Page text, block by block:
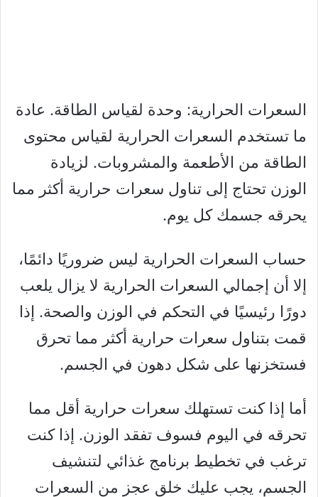
السعرات الحرارية: وحدة لقياس الطاقة. عادة
ما تستخدم السعرات الحرارية لقياس محتوى
الطاقة من الأطعمة والمشروبات. لزيادة
الوزن تحتاج إلى تناول سعرات حرارية أكثر مما
يحرقه جسمك كل يوم.
حساب السعرات الحرارية ليس ضروريًا دائمًا،
إلا أن إجمالي السعرات الحرارية لا يزال يلعب
دورًا رئيسيًا في التحكم في الوزن والصحة. إذا
قمت بتناول سعرات حرارية أكثر مما تحرق
فستخزنها على شكل دهون في الجسم.
أما إذا كنت تستهلك سعرات حرارية أقل مما
تحرقه في اليوم فسوف تفقد الوزن. إذا كنت
ترغب في تخطيط برنامج غذائي لتنشيف
الجسم، يجب عليك خلق عجز من السعرات